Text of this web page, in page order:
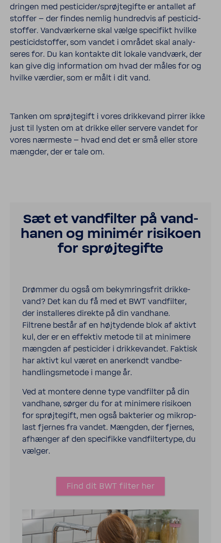
dringen med pesti­cider/sprøj­te­gifte er antallet af
stoffer – der findes nemlig hund­redvis af pesti­cid­
stoffer. Vand­vær­kerne skal vælge speci­fikt hvilke
pesti­cid­stoffer, som vandet i området skal analy­
seres for. Du kan kontakte dit lokale vand­værk, der
kan give dig infor­ma­tion om hvad der måles for og
hvilke værdier, som er målt i dit vand.
Tanken om sprøj­te­gift i vores drik­ke­vand pirrer ikke
just til lysten om at drikke eller servere vandet for
vores nærmeste – hvad end det er små eller store
mængder, der er tale om.
Sæt et vand­filter på vand­
hanen og minimér risi­koen
for sprøj­te­gifte
Drømmer du også om bekym­rings­frit drik­ke­
vand? Det kan du få med et BWT vand­filter,
der instal­leres direkte på din vand­hane.
Filtrene består af en højty­dende blok af aktivt
kul, der er en effektiv metode til at mini­mere
mængden af pesti­cider i drik­ke­vandet. Faktisk
har aktivt kul været en aner­kendt vand­be­
hand­lings­me­tode i mange år.
Ved at montere denne type vand­filter på din
vand­hane, sørger du for at mini­mere risi­koen
for sprøj­te­gift, men også bakte­rier og mikro­p­
last fjernes fra ­vandet. Mængden, der fjernes,
afhænger af den speci­fikke vand­filter­type, du
vælger.
Find dit BWT filter her